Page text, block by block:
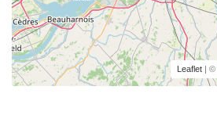
Leaflet | ©